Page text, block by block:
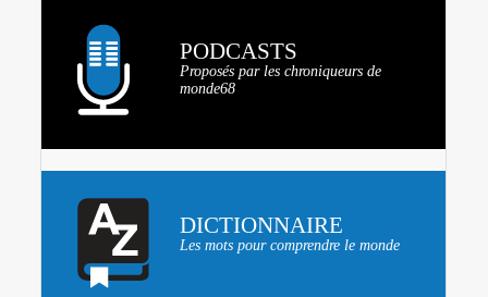
PODCASTS
Proposés par les chroniqueurs de
monde68
DICTIONNAIRE
Les mots pour comprendre le monde